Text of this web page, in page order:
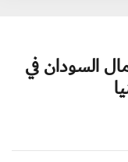
يبقي امال السودان في